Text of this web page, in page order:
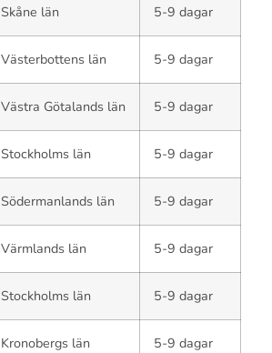
Skåne län 5-9 dagar
Västerbottens län 5-9 dagar
Västra Götalands län 5-9 dagar
Stockholms län 5-9 dagar
Södermanlands län 5-9 dagar
Värmlands län 5-9 dagar
Stockholms län 5-9 dagar
Kronobergs län 5-9 dagar